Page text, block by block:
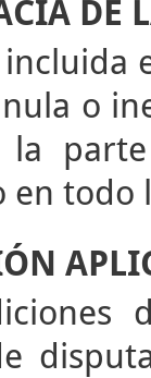
DE
o
la
en todo